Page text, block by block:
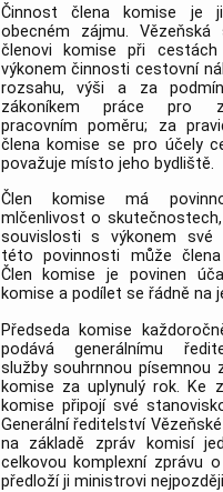
Činnost člena komise je
obecném zájmu. Vězeňská
členovi komise při
výkonem činnosti cestovní
rozsahu, výši a za
zákoníkem práce pro
pracovním poměru; za
člena komise se pro účely
považuje místo jeho bydliště.
Člen komise má
mlčenlivost o
souvislosti s výkonem své
této povinnosti může
Člen komise je povinen
komise a podílet se řádně na
Předseda komise
podává generálnímu
služby souhrnnou písemnou
komise za uplynulý rok. Ke
komise připojí své
Generální ředitelství
na základě zpráv komisí
celkovou komplexní zprávu
předloží ji ministrovi